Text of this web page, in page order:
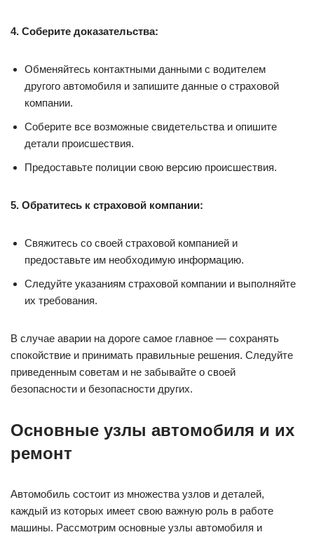
4. Соберите доказательства:
Обменяйтесь контактными данными с водителем
другого автомобиля и запишите данные о страховой
компании.
Соберите все возможные свидетельства и опишите
детали происшествия.
Предоставьте полиции свою версию происшествия.
5. Обратитесь к страховой компании:
Свяжитесь со своей страховой компанией и
предоставьте им необходимую информацию.
Следуйте указаниям страховой компании и выполняйте
их требования.
В случае аварии на дороге самое главное — сохранять
спокойствие и принимать правильные решения. Следуйте
приведенным советам и не забывайте о своей
безопасности и безопасности других.
Основные узлы автомобиля и их
ремонт
Автомобиль состоит из множества узлов и деталей,
каждый из которых имеет свою важную роль в работе
машины. Рассмотрим основные узлы автомобиля и